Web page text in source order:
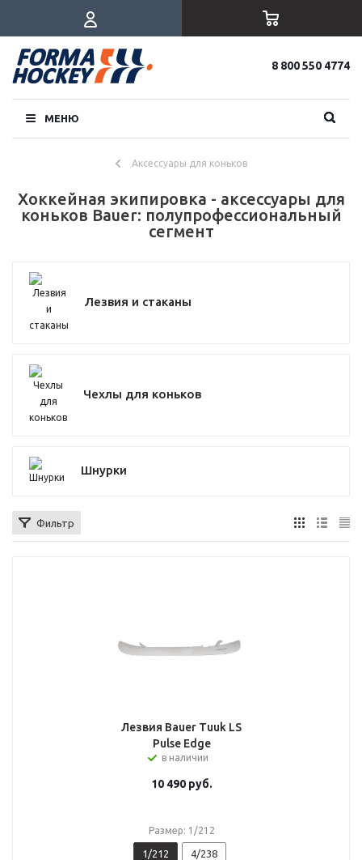
8 800 550 4774
МЕНЮ
Аксессуары для коньков
Хоккейная экипировка - аксессуары для
коньков Bauer: полупрофессиональный
сегмент
Лезвия и стаканы
Чехлы для коньков
Шнурки
Фильтр
Лезвия Bauer Tuuk LS
Pulse Edge
в наличии
10 490руб.
Размер: 1/212
1/212 4/238